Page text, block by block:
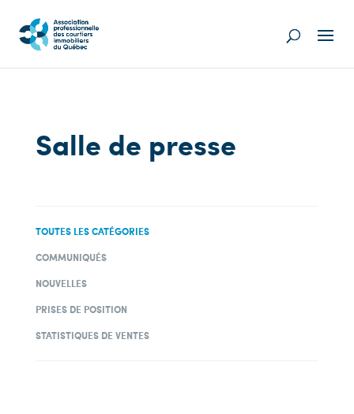
Salle de presse
TOUTES LES CATÉGORIES
COMMUNIQUÉS
NOUVELLES
PRISES DE POSITION
STATISTIQUES DE VENTES